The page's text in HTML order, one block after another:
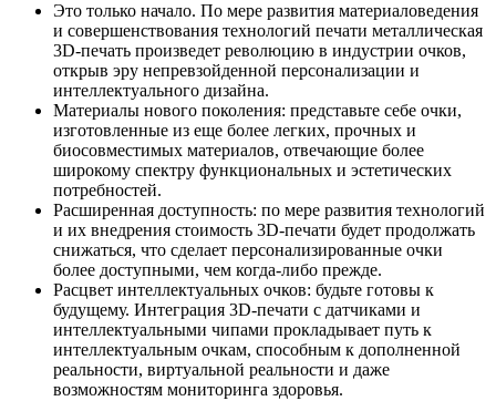
Это только начало. По мере развития материаловедения
и совершенствования технологий печати металлическая
3D-печать произведет революцию в индустрии очков,
открыв эру непревзойденной персонализации и
интеллектуального дизайна.
Материалы нового поколения: представьте себе очки,
изготовленные из еще более легких, прочных и
биосовместимых материалов, отвечающие более
широкому спектру функциональных и эстетических
потребностей.
Расширенная доступность: по мере развития технологий
и их внедрения стоимость 3D-печати будет продолжать
снижаться, что сделает персонализированные очки
более доступными, чем когда-либо прежде.
Расцвет интеллектуальных очков: будьте готовы к
будущему. Интеграция 3D-печати с датчиками и
интеллектуальными чипами прокладывает путь к
интеллектуальным очкам, способным к дополненной
реальности, виртуальной реальности и даже
возможностям мониторинга здоровья.